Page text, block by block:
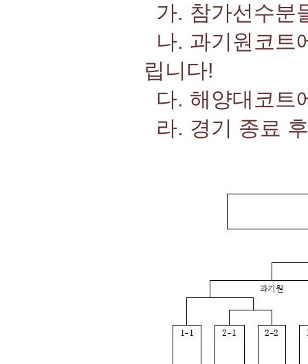
가. 참가선수분
나. 과기원코트
립니다!
다. 해양대코트
라. 경기 종료